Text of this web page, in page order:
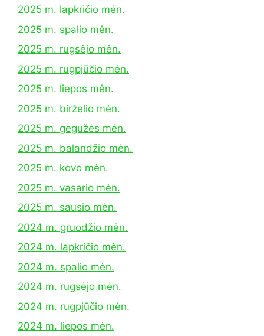
2025 m. lapkričio mėn.
2025 m. spalio mėn.
2025 m. rugsėjo mėn.
2025 m. rugpjūčio mėn.
2025 m. liepos mėn.
2025 m. birželio mėn.
2025 m. gegužės mėn.
2025 m. balandžio mėn.
2025 m. kovo mėn.
2025 m. vasario mėn.
2025 m. sausio mėn.
2024 m. gruodžio mėn.
2024 m. lapkričio mėn.
2024 m. spalio mėn.
2024 m. rugsėjo mėn.
2024 m. rugpjūčio mėn.
2024 m. liepos mėn.